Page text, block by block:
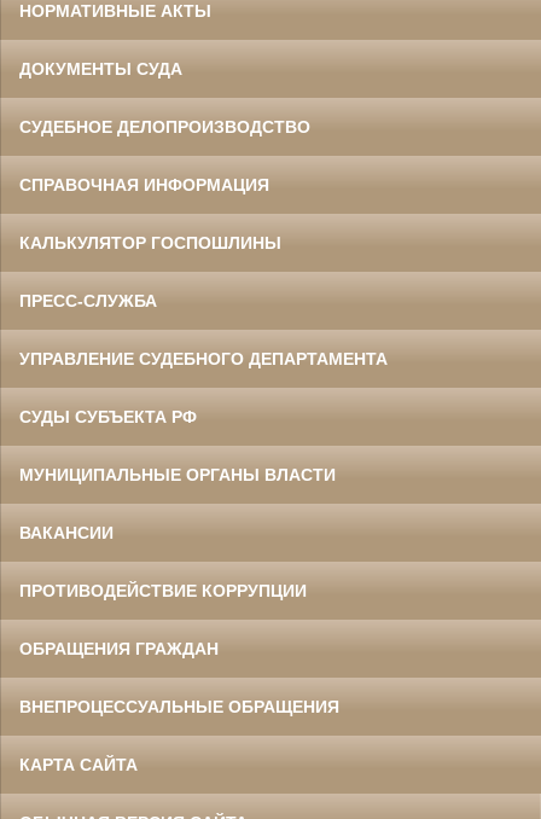
НОРМАТИВНЫЕ АКТЫ
ДОКУМЕНТЫ СУДА
СУДЕБНОЕ ДЕЛОПРОИЗВОДСТВО
СПРАВОЧНАЯ ИНФОРМАЦИЯ
КАЛЬКУЛЯТОР ГОСПОШЛИНЫ
ПРЕСС-СЛУЖБА
УПРАВЛЕНИЕ СУДЕБНОГО ДЕПАРТАМЕНТА
СУДЫ СУБЪЕКТА РФ
МУНИЦИПАЛЬНЫЕ ОРГАНЫ ВЛАСТИ
ВАКАНСИИ
ПРОТИВОДЕЙСТВИЕ КОРРУПЦИИ
ОБРАЩЕНИЯ ГРАЖДАН
ВНЕПРОЦЕССУАЛЬНЫЕ ОБРАЩЕНИЯ
КАРТА САЙТА